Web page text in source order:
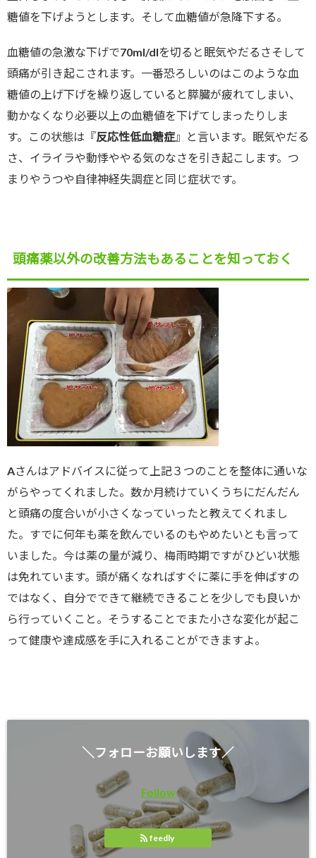
糖値を下げようとします。そして血糖値が急降下する。
血糖値の急激な下げで70ml/dlを切ると眠気やだるさそして
頭痛が引き起こされます。一番恐ろしいのはこのような血
糖値の上げ下げを繰り返していると膵臓が疲れてしまい、
動かなくなり必要以上の血糖値を下げてしまったりしま
す。この状態は『反応性低血糖症』と言います。眠気やだる
さ、イライラや動悸ややる気のなさを引き起こします。つ
まりやうつや自律神経失調症と同じ症状です。
頭痛薬以外の改善方法もあることを知っておく
Aさんはアドバイスに従って上記３つのことを整体に通いな
がらやってくれました。数か月続けていくうちにだんだん
と頭痛の度合いが小さくなっていったと教えてくれまし
た。すでに何年も薬を飲んでいるのもやめたいとも言って
いました。今は薬の量が減り、梅雨時期ですがひどい状態
は免れています。頭が痛くなればすぐに薬に手を伸ばすの
ではなく、自分でできて継続できることを少しでも良いか
ら行っていくこと。そうすることでまた小さな変化が起こ
って健康や達成感を手に入れることができますよ。
＼フォローお願いします／
Follow
feedly